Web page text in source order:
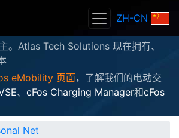
ZH-CN
。Atlas Tech Solutions 现在拥有、
eMobility 页面，了解我们的电动交
、 cFos Charging Manager和cFos
Net